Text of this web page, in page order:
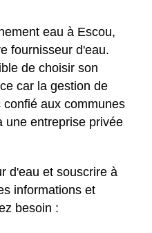
eau à Escou,
fournisseur d'eau.
de choisir son
car la gestion de
confié aux communes
une entreprise privée
d'eau et souscrire à
informations et
besoin :